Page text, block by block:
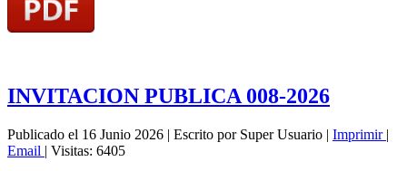
INVITACION PUBLICA 008-2026
Publicado el 16 Junio 2026 | Escrito por Super Usuario | Imprimir |
Email | Visitas: 6405